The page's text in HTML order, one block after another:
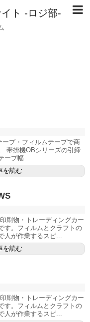
ト -ロジ部-
プ・フィルムテープで商
帯掛機OBシリーズの引締
ープ幅...
を読む
刷物・トレーディングカー
す。フィルムとクラフトの
人が作業するスピ...
を読む
刷物・トレーディングカー
す。フィルムとクラフトの
人が作業するスピ...